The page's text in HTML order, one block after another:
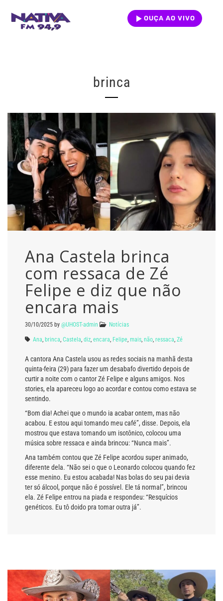
OUÇA AO VIVO
brinca
Ana Castela brinca
com ressaca de Zé
Felipe e diz que não
encara mais
30/10/2025 by @UHOST-admin Notícias
Ana brinca Castela diz encara Felipe mais não ressaca Zé
A cantora Ana Castela usou as redes sociais na manhã desta
quinta-feira (29) para fazer um desabafo divertido depois de
curtir a noite com o cantor Zé Felipe e alguns amigos. Nos
stories, ela apareceu logo ao acordar e contou como estava se
sentindo.
“Bom dia! Achei que o mundo ia acabar ontem, mas não
acabou. E estou aqui tomando meu café”, disse. Depois, ela
mostrou que estava tomando um isotônico, colocou uma
música sobre ressaca e ainda brincou: “Nunca mais”.
Ana também contou que Zé Felipe acordou super animado,
diferente dela. “Não sei o que o Leonardo colocou quando fez
esse menino. Eu estou acabada! Nas bolas do seu pai devia
ter só álcool, porque não é possível. Ele tá normal”, brincou
ela. Zé Felipe entrou na piada e respondeu: “Resquícios
genéticos. Eu tô doido pra tomar outra já”.